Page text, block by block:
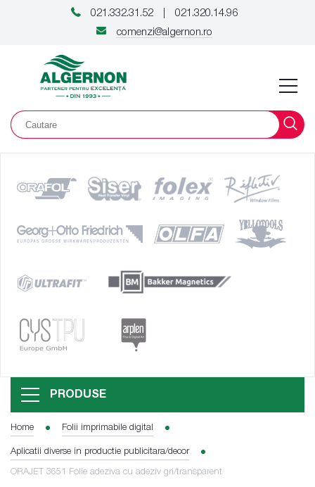
021.332.31.52
021.320.14.96
comenzi@algernon.ro
PRODUSE
Home Folii imprimabile digital
Aplicatii diverse in productie publicitara/decor
ORAJET 3651 Folie adeziva cu adeziv gri/transparent